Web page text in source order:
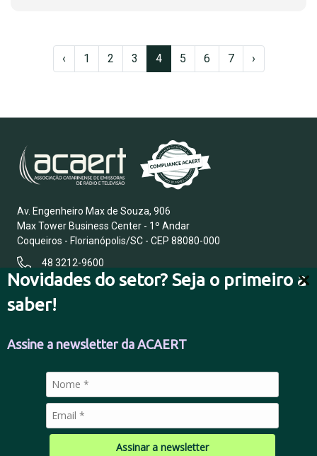
Novidades do setor? Seja o primeiro a
saber!
Assine a newsletter da ACAERT
Assinar a newsletter
‹ 1 2 3 4 5 6 7 ›
Av. Engenheiro Max de Souza, 906
Max Tower Business Center - 1º Andar
Coqueiros - Florianópolis/SC - CEP 88080-000
48 3212-9600
FALE CONOSCO
POLÍTICA DE PRIVACIDADE
© 2026 Todos os direitos reservados.